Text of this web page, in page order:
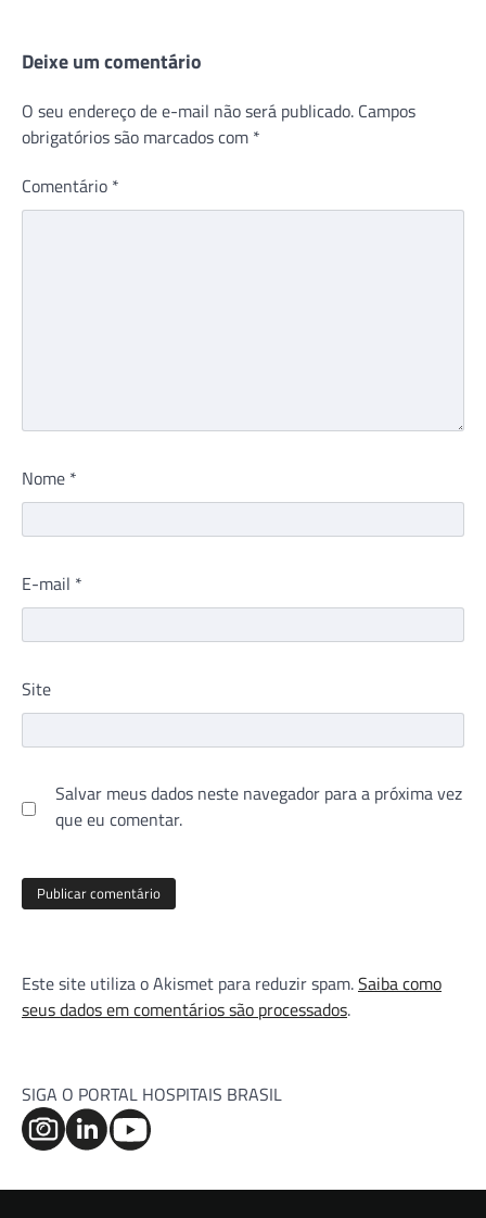
Deixe um comentário
O seu endereço de e-mail não será publicado. Campos
obrigatórios são marcados com *
Comentário *
Nome *
E-mail *
Site
Salvar meus dados neste navegador para a próxima vez
que eu comentar.
Este site utiliza o Akismet para reduzir spam.Saiba como
seus dados em comentários são processados.
SIGA O PORTAL HOSPITAIS BRASIL